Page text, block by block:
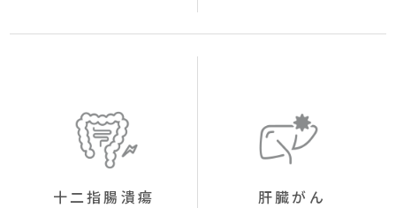
十二指腸潰瘍 肝臓がん